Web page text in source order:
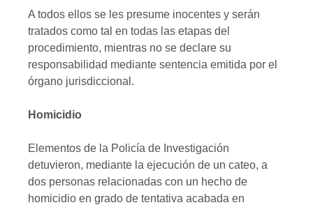
A todos ellos se les presume inocentes y serán
tratados como tal en todas las etapas del
procedimiento, mientras no se declare su
responsabilidad mediante sentencia emitida por el
órgano jurisdiccional.
Homicidio
Elementos de la Policía de Investigación
detuvieron, mediante la ejecución de un cateo, a
dos personas relacionadas con un hecho de
homicidio en grado de tentativa acabada en